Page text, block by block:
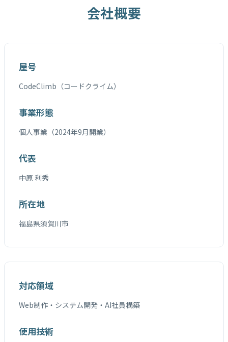
会社概要
屋号
CodeClimb（コードクライム）
事業形態
個人事業（2024年9月開業）
代表
中原 利秀
所在地
福島県須賀川市
対応領域
Web制作・システム開発・AI社員構築
使用技術